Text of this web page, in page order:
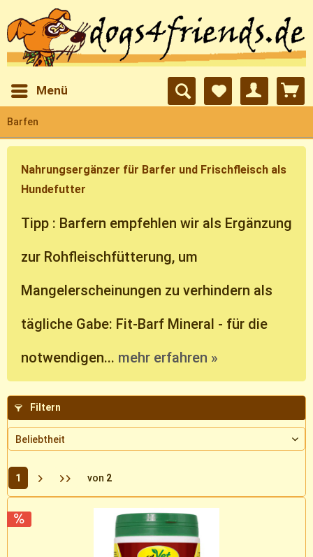
Menü
Barfen
Nahrungsergänzer für Barfer und Frischfleisch als
Hundefutter
Tipp : Barfern empfehlen wir als Ergänzung
zur Rohfleischfütterung, um
Mangelerscheinungen zu verhindern als
tägliche Gabe: Fit-Barf Mineral - für die
notwendigen... mehr erfahren »
Filtern
1 von 2